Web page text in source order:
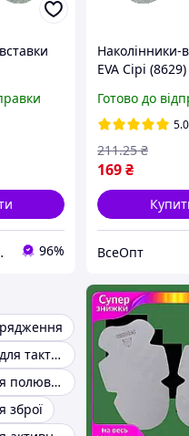
96%
Наколінники-
EVA Сірі
штани, колір -
розмір
матеріал EVA
Готово до
5.0
169₴
211.25 ₴
ВсеОпт
Наколінники для тактичних штанів
Рукавички для полювання
зброї